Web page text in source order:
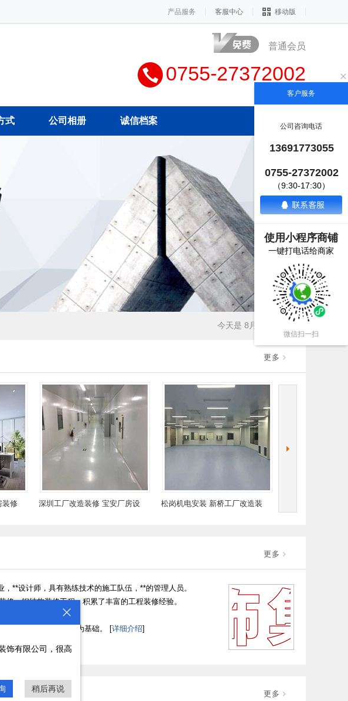
产品服务 客服中心 移动版
普通会员
0755-27372002
式 公司相册 诚信档案
今天是 8月6日 星期四
更多
装修 宝安厂房设
松岗机电安装 新桥工厂改造装
罗田轻质砖隔墙 燕川厂房装修
更多
**设计师，具有熟练技术的施工队伍，**的管理人员。
，钢结构装修工程，积累了丰富的工程装修经验。
的装修工程。
理，熟练的施工技术为基础。 [详细介绍]
更多
客户服务
公司咨询电话
13691773055
0755-27372002
（9:30-17:30）
使用小程序商铺
一键打电话给商家
微信扫一扫
饰有限公司，很高
稍后再说